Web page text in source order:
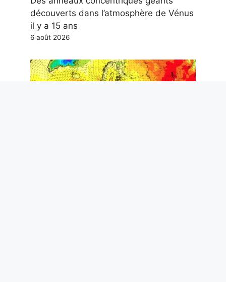
découverts dans l’atmosphère de Vénus
il y a 15 ans
6 août 2026